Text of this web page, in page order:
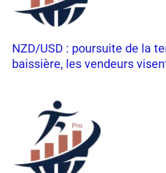
NZD/USD : poursuite de la
baissière, les vendeurs